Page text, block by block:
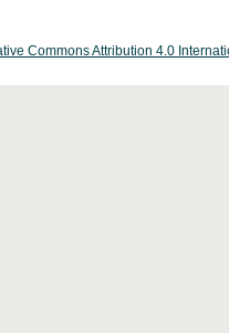
Commons Attribution 4.0